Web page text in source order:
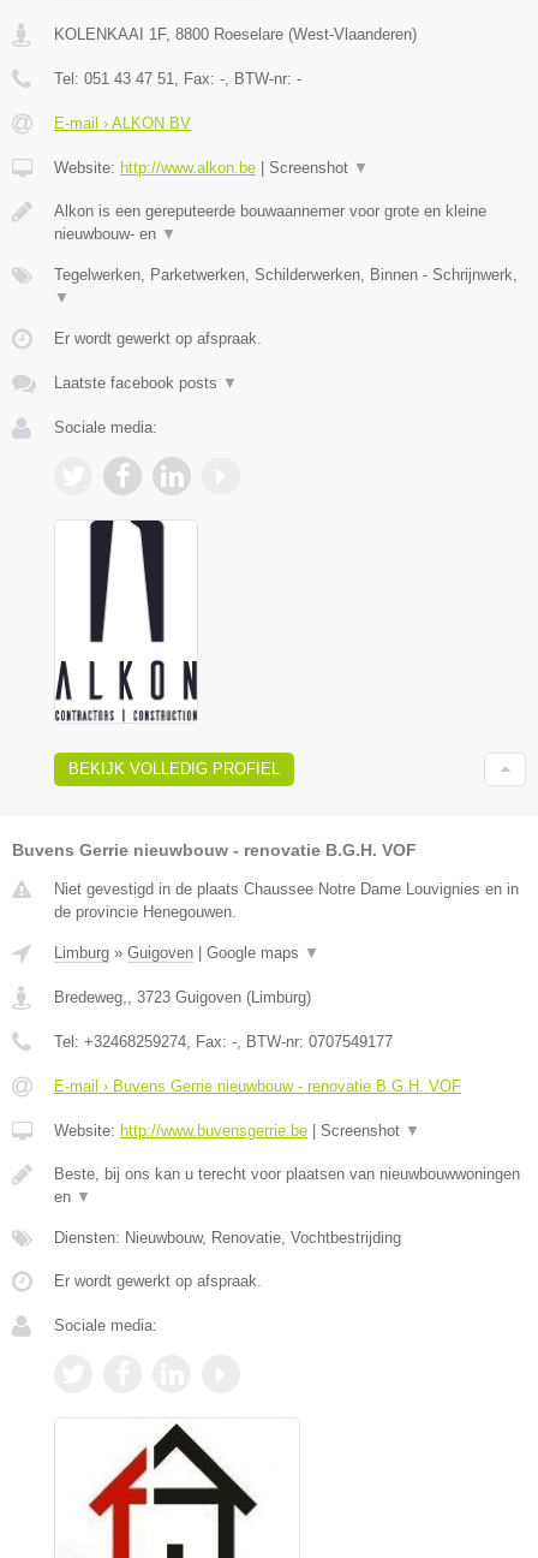
KOLENKAAI 1F, 8800 Roeselare (West-Vlaanderen)
Tel: 051 43 47 51, Fax: -, BTW-nr: -
E-mail › ALKON BV
Website: http://www.alkon.be Screenshot ▼
Alkon is een gereputeerde bouwaannemer voor grote en kleine
nieuwbouw- en ▼
Tegelwerken, Parketwerken, Schilderwerken, Binnen - Schrijnwerk,
▼
Er wordt gewerkt op afspraak.
Laatste facebook posts ▼
Sociale media:
BEKIJK VOLLEDIG PROFIEL
Buvens Gerrie nieuwbouw - renovatie B.G.H. VOF
Niet gevestigd in de plaats Chaussee Notre Dame Louvignies en in
de provincie Henegouwen.
Limburg » Guigoven Google maps ▼
Bredeweg,, 3723 Guigoven (Limburg)
Tel: +32468259274, Fax: -, BTW-nr: 0707549177
E-mail › Buvens Gerrie nieuwbouw - renovatie B.G.H. VOF
Website: http://www.buvensgerrie.be Screenshot ▼
Beste, bij ons kan u terecht voor plaatsen van nieuwbouwwoningen
en ▼
Diensten: Nieuwbouw, Renovatie, Vochtbestrijding
Er wordt gewerkt op afspraak.
Sociale media: